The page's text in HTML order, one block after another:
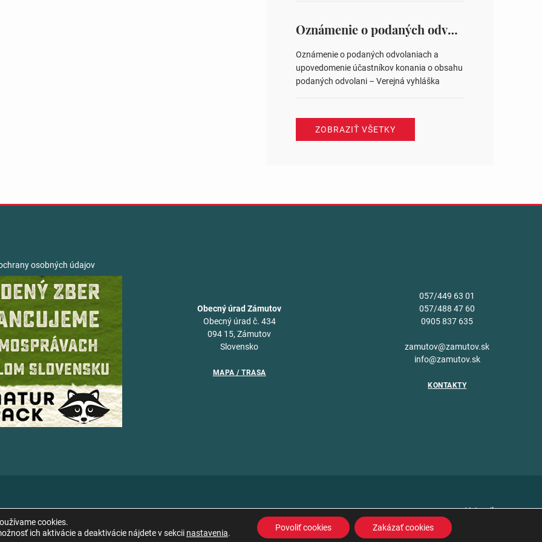
ysledky.html
Oznámenie o podaných odvolaniach a upovedomenie účastníkov konania o obsahu podaných odvolani – Verejná vyhláška
Oznámenie o podaných odvolaniach a
upovedomenie účastníkov konania o obsahu
podaných odvolani – Verejná vyhláška
ZOBRAZIŤ VŠETKY
osobných údajov
Obecný úrad Zámutov
Obecný úrad č. 434
094 15, Zámutov
Slovensko
MAPA / TRASA
057/449 63 01
057/488 47 60
0905 837 635
zamutov@zamutov.sk
info@zamutov.sk
KONTAKTY
Vytvoril
cookies.
ich aktivácie a deaktivácie nájdete v sekcii nastavenia.
Povoliť cookies Zakázať cookies